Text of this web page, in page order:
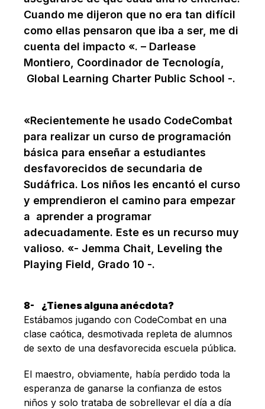
Cuando me dijeron que no era tan difícil
como ellas pensaron que iba a ser, me di
cuenta del impacto «. – Darlease
Montiero, Coordinador de Tecnología,
Global Learning Charter Public School -.
«Recientemente he usado CodeCombat
para realizar un curso de programación
básica para enseñar a estudiantes
desfavorecidos de secundaria de
Sudáfrica. Los niños les encantó el curso
y emprendieron el camino para empezar
a aprender a programar
adecuadamente. Este es un recurso muy
valioso. «- Jemma Chait, Leveling the
Playing Field, Grado 10 -.
8-
¿Tienes alguna anécdota?
Estábamos jugando con CodeCombat en una
clase caótica, desmotivada repleta de alumnos
de sexto de una desfavorecida escuela pública.
El maestro, obviamente, había perdido toda la
esperanza de ganarse la confianza de estos
niños y solo trataba de sobrellevar el día a día